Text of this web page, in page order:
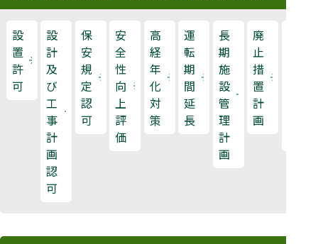
設
置
許
可
設
計
及
び
工
事
計
画
認
可
保
安
規
定
認
可
安
全
性
向
上
評
価
高
経
年
化
対
策
運
転
期
間
延
長
長
期
施
設
管
理
計
画
廃
止
措
置
計
画